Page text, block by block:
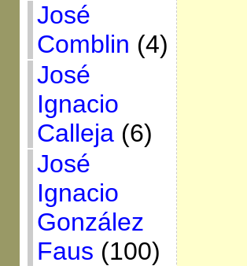
José
Comblin (4)
José
Ignacio
Calleja(6)
José
Ignacio
González
Faus (100)